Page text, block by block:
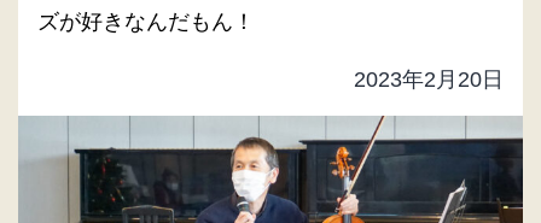
ズが好きなんだもん！
2023年2月20日